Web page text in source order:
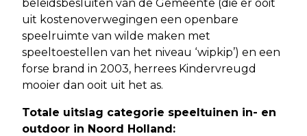
beleidsbesluiten van de Gemeente (die er ooit
uit kostenoverwegingen een openbare
speelruimte van wilde maken met
speeltoestellen van het niveau ‘wipkip’) en een
forse brand in 2003, herrees Kindervreugd
mooier dan ooit uit het as.
Totale uitslag categorie speeltuinen in- en
outdoor in Noord Holland: